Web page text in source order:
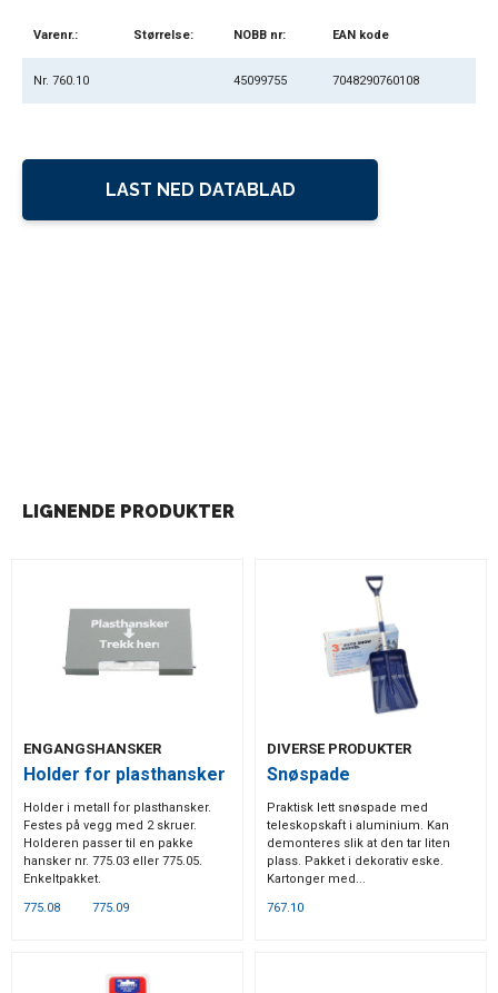
Varenr.: Størrelse: NOBB nr: EAN kode
Nr. 760.10 45099755 7048290760108
LAST NED DATABLAD
LIGNENDE PRODUKTER
ENGANGSHANSKER
Holder for plasthansker
Holder i metall for plasthansker.
Festes på vegg med 2 skruer.
Holderen passer til en pakke
hansker nr. 775.03 eller 775.05.
Enkeltpakket.
775.08
775.09
DIVERSE PRODUKTER
Snøspade
Praktisk lett snøspade med
teleskopskaft i aluminium. Kan
demonteres slik at den tar liten
plass. Pakket i dekorativ eske.
Kartonger med...
767.10